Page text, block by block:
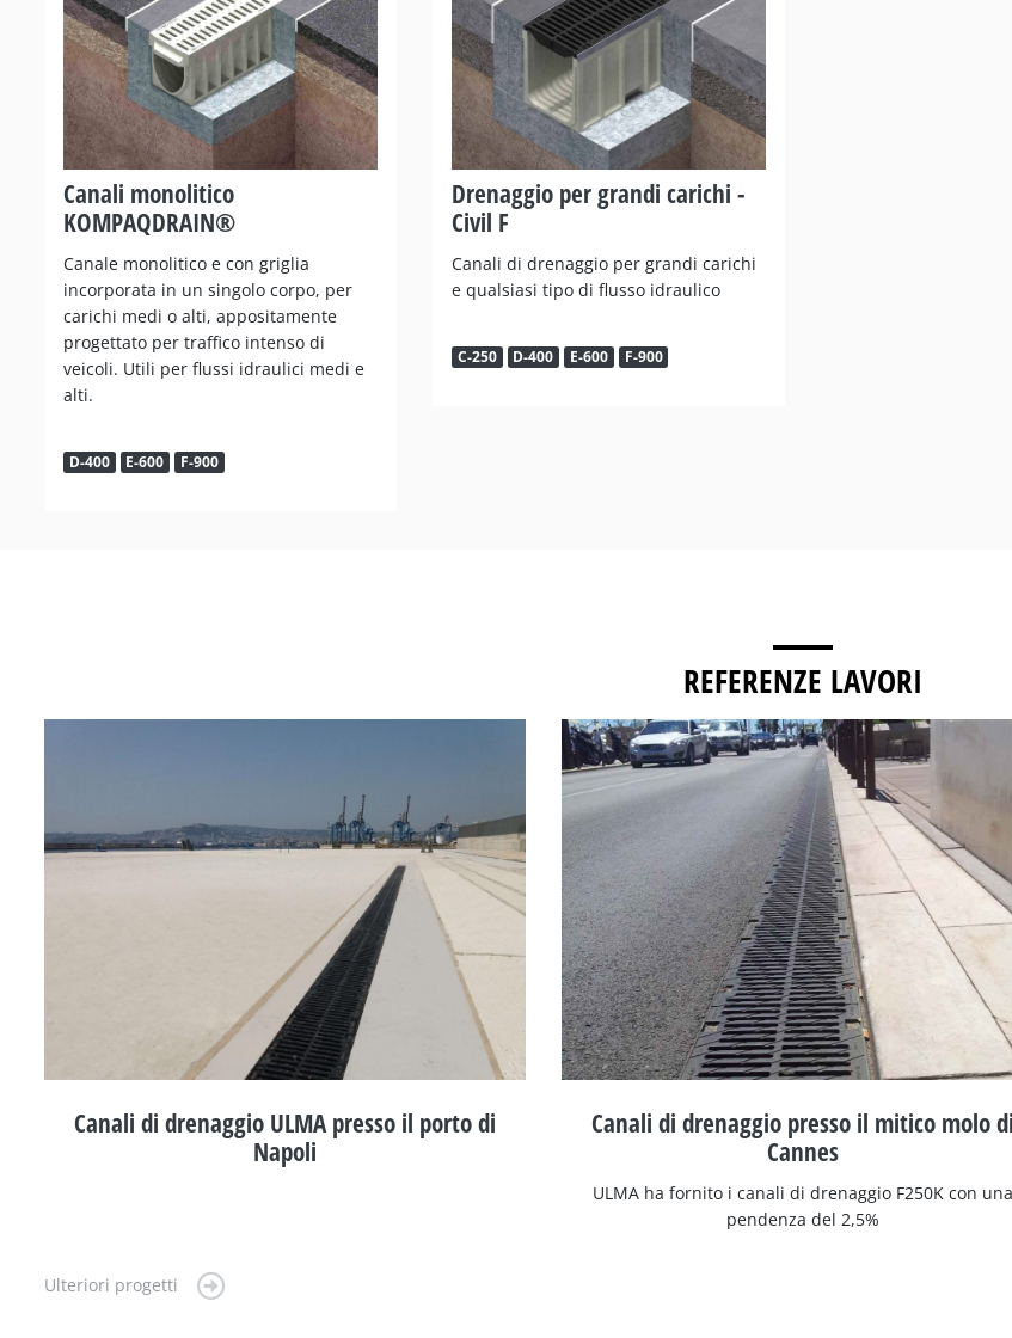
Canali monolitico
KOMPAQDRAIN®
Canale monolitico e con griglia
incorporata in un singolo corpo, per
carichi medi o alti, appositamente
progettato per traffico intenso di
veicoli. Utili per flussi idraulici medi e
alti.
D-400 E-600 F-900
Drenaggio per grandi carichi -
Civil F
Canali di drenaggio per grandi carichi
e qualsiasi tipo di flusso idraulico
C-250 D-400 E-600 F-900
REFERENZE LAVORI
Canali di drenaggio ULMA presso il porto di
Napoli
Canali di drenaggio presso il mitico molo di
Cannes
ULMA ha fornito i canali di drenaggio F250K con una
pendenza del 2,5%
Ulteriori progetti